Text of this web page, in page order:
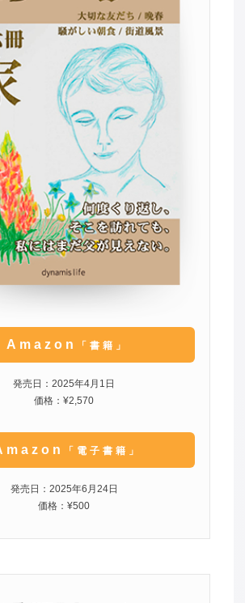
Amazon 「書籍」
発売日：2025年4月1日
価格：¥2,570
「電子書籍」
発売日：2025年6月24日
価格：¥500